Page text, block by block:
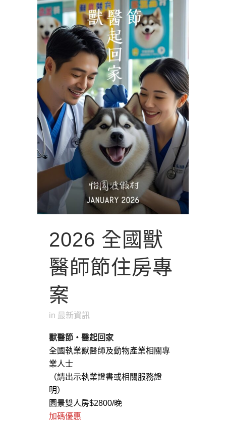
2026 全國獸
醫師節住房專
案
in 最新資訊
獸醫節・醫起回家
全國執業獸醫師及動物產業相關專
業人士
（請出示執業證書或相關服務證
明）
園景雙人房$2800/晚
加碼優惠